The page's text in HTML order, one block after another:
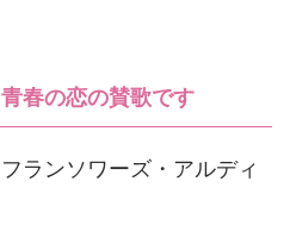
春の恋の賛歌です
ランソワーズ・アルディ